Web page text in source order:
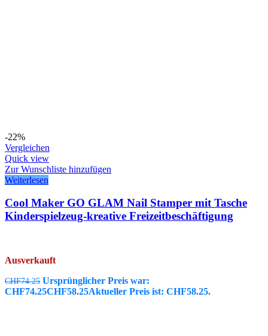
-22%
Vergleichen
Quick view
Zur Wunschliste hinzufügen
Weiterlesen
Cool Maker GO GLAM Nail Stamper mit Tasche
Kinderspielzeug-kreative Freizeitbeschäftigung
Ausverkauft
CHF74.25 Ursprünglicher Preis war:
CHF74.25CHF58.25Aktueller Preis ist: CHF58.25.